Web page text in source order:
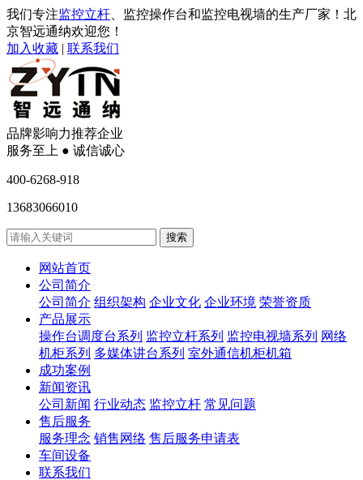
我们专注监控立杆 、监控操作台和监控电视墙的生产厂家！北
京智远通纳欢迎您！
加入收藏 | 联系我们
品牌影响力推荐企业
服务至上 ● 诚信诚心
400-6268-918
13683066010
网站首页
公司简介
公司简介 组织架构 企业文化 企业环境 荣誉资质
产品展示
操作台调度台系列 监控立杆系列 监控电视墙系列 网络
机柜系列 多媒体讲台系列 室外通信机柜机箱
成功案例
新闻资讯
公司新闻 行业动态 监控立杆 常见问题
售后服务
服务理念 销售网络 售后服务申请表
车间设备
联系我们